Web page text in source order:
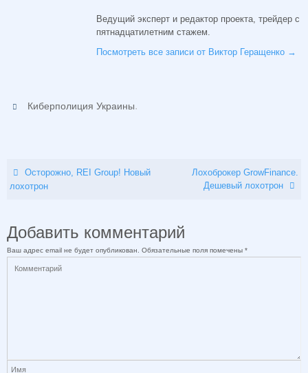
Ведущий эксперт и редактор проекта, трейдер с
пятнадцатилетним стажем.
Посмотреть все записи от Виктор Геращенко →
Киберполиция Украины.
Осторожно, REI Group! Новый
лохотрон
Лохоброкер GrowFinance.
Дешевый лохотрон
Добавить комментарий
Ваш адрес email не будет опубликован. Обязательные поля помечены *